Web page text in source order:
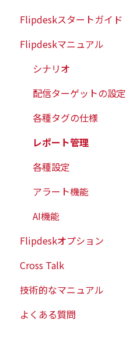
Flipdeskスタートガイド
初めての方はこちら
初期設定（タグ設置）
Flipdeskマニュアル
シナリオ
配信ターゲットの設定
各種タグの仕様
レポート管理
各種設定
アラート機能
AI機能
Flipdeskオプション
有人チャット
WEBプッシュ
会員情報連携
Cross Talk
スタートガイド
技術的なマニュアル
よくある質問